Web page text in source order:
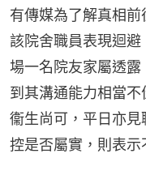
有傳媒為了解真相前
該院舍職員表現迴
場一名院友家屬透
到其溝通能力相當
衞生尚可，平日亦
控是否屬實，則表示